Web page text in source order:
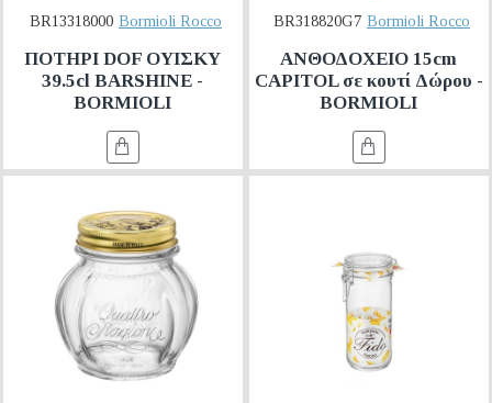
BR13318000 Bormioli Rocco
ΠΟΤΗΡΙ DOF ΟΥΙΣΚΥ
39.5cl BARSHINE -
BORMIOLI
BR318820G7 Bormioli Rocco
ΑΝΘΟΔΟΧΕΙΟ 15cm
CAPITOL σε κουτί Δώρου -
BORMIOLI